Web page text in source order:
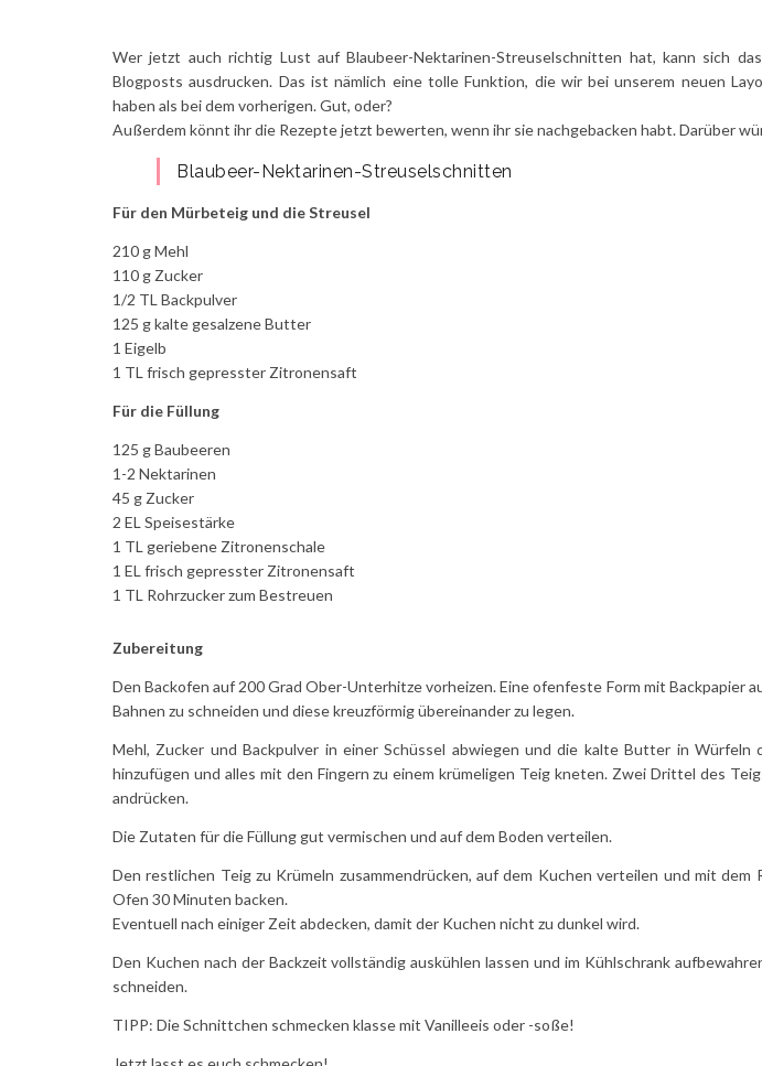
Wer jetzt auch richtig Lust auf Blaubeer-Nektarinen-Streuselschnitten hat, kann sich
Blogposts ausdrucken. Das ist nämlich eine tolle Funktion, die wir bei unserem neuen
haben als bei dem vorherigen. Gut, oder?
Außerdem könnt ihr die Rezepte jetzt bewerten, wenn ihr sie nachgebacken habt. Darüber
Blaubeer-Nektarinen-Streuselschnitten
Für den Mürbeteig und die Streusel
210 g Mehl
110 g Zucker
1/2 TL Backpulver
125 g kalte gesalzene Butter
1 Eigelb
1 TL frisch gepresster Zitronensaft
Für die Füllung
125 g Baubeeren
1-2 Nektarinen
45 g Zucker
2 EL Speisestärke
1 TL geriebene Zitronenschale
1 EL frisch gepresster Zitronensaft
1 TL Rohrzucker zum Bestreuen
Zubereitung
Den Backofen auf 200 Grad Ober-Unterhitze vorheizen. Eine ofenfeste Form mit Backpapier
Bahnen zu schneiden und diese kreuzförmig übereinander zu legen.
Mehl, Zucker und Backpulver in einer Schüssel abwiegen und die kalte Butter in Würfeln
hinzufügen und alles mit den Fingern zu einem krümeligen Teig kneten. Zwei Drittel des
andrücken.
Die Zutaten für die Füllung gut vermischen und auf dem Boden verteilen.
Den restlichen Teig zu Krümeln zusammendrücken, auf dem Kuchen verteilen und mit dem
Ofen 30 Minuten backen.
Eventuell nach einiger Zeit abdecken, damit der Kuchen nicht zu dunkel wird.
Den Kuchen nach der Backzeit vollständig auskühlen lassen und im Kühlschrank
schneiden.
TIPP: Die Schnittchen schmecken klasse mit Vanilleeis oder -soße!